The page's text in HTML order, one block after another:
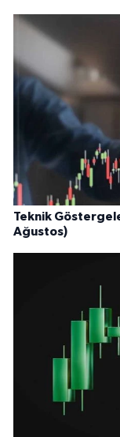
Teknik
Ağustos)